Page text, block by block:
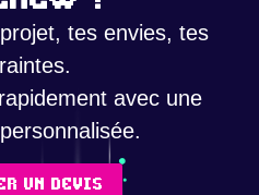
tes envies, tes
avec une
un devis